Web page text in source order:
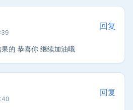
回复
的 恭喜你 继续加油哦
回复